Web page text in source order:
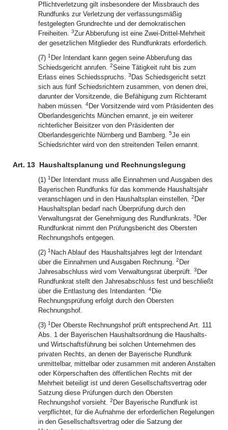
Pflichtverletzung gilt insbesondere der Missbrauch des
Rundfunks zur Verletzung der verfassungsmäßig
festgelegten Grundrechte und der demokratischen
Freiheiten. 3Zur Abberufung ist eine Zwei-Drittel-Mehrheit
der gesetzlichen Mitglieder des Rundfunkrats erforderlich.
(7) 1 Der Intendant kann gegen seine Abberufung das
Schiedsgericht anrufen. 2Seine Tätigkeit ruht bis zum
Erlass eines Schiedsspruchs. 3 Das Schiedsgericht setzt
sich aus fünf Schiedsrichtern zusammen, von denen drei,
darunter der Vorsitzende, die Befähigung zum Richteramt
haben müssen. 4Der Vorsitzende wird vom Präsidenten des
Oberlandesgerichts München ernannt, je ein weiterer
richterlicher Beisitzer von den Präsidenten der
Oberlandesgerichte Nürnberg und Bamberg. 5Je ein
Schiedsrichter wird von den streitenden Teilen ernannt.
Art. 13 Haushaltsplanung und Rechnungslegung
(1) 1 Der Intendant muss alle Einnahmen und Ausgaben des
Bayerischen Rundfunks für das kommende Haushaltsjahr
veranschlagen und in den Haushaltsplan einstellen. 2 Der
Haushaltsplan bedarf nach Überprüfung durch den
Verwaltungsrat der Genehmigung des Rundfunkrats. 3 Der
Rundfunkrat nimmt den Prüfungsbericht des Obersten
Rechnungshofs entgegen.
(2) 1 Nach Ablauf des Haushaltsjahres legt der Intendant
über die Einnahmen und Ausgaben Rechnung. 2 Der
Jahresabschluss wird vom Verwaltungsrat überprüft. 3 Der
Rundfunkrat stellt den Jahresabschluss fest und beschließt
über die Entlastung des Intendanten. 4Die
Rechnungsprüfung erfolgt durch den Obersten
Rechnungshof.
(3) 1 Der Oberste Rechnungshof prüft entsprechend Art. 111
Abs. 1 der Bayerischen Haushaltsordnung die Haushalts-
und Wirtschaftsführung bei solchen Unternehmen des
privaten Rechts, an denen der Bayerische Rundfunk
unmittelbar, mittelbar oder zusammen mit anderen Anstalten
oder Körperschaften des öffentlichen Rechts mit der
Mehrheit beteiligt ist und deren Gesellschaftsvertrag oder
Satzung diese Prüfungen durch den Obersten
Rechnungshof vorsieht. 2 Der Bayerische Rundfunk ist
verpflichtet, für die Aufnahme der erforderlichen Regelungen
in den Gesellschaftsvertrag oder die Satzung der